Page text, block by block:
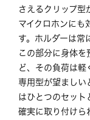
さえるクリップ型
マイクロホンにも
す。ホルダーは常
この部分に身体
ど、その負荷は軽
専用型が望ましい
はひとつのセット
確実に取り付けら